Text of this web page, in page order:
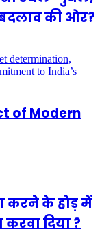
की ओर?
of Modern
करने के होड़ में
दिया ?